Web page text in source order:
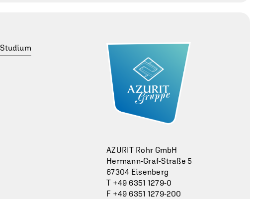
Studium
AZURIT Rohr GmbH
Hermann-Graf-Straße 5
67304 Eisenberg
T +49 6351 1279-0
F +49 6351 1279-200